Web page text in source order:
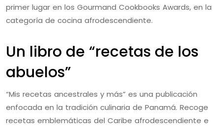
primer lugar en los Gourmand Cookbooks Awards, en la
categoría de cocina afrodescendiente.
Un libro de “recetas de los
abuelos”
“Mis recetas ancestrales y más” es una publicación
enfocada en la tradición culinaria de Panamá. Recoge
recetas emblemáticas del Caribe afrodescendiente e